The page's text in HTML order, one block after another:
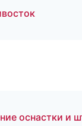
оснастки и